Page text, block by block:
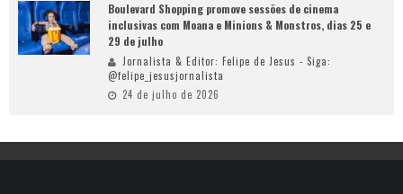
Boulevard Shopping promove sessões de cinema
inclusivas com Moana e Minions & Monstros, dias 25 e
29 de julho
Jornalista & Editor: Felipe de Jesus - Siga:
@felipe_jesusjornalista
24 de julho de 2026